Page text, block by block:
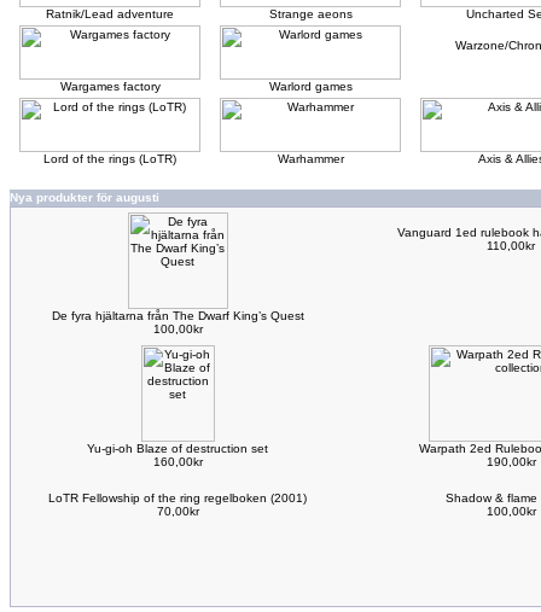
Ratnik/Lead adventure Strange aeons Uncharted
Wargames factory Warlord games
Warzone/
Lord of the rings (LoTR) Warhammer Axis &
Nya produkter för augusti
De fyra hjältarna från The Dwarf King’s Quest
100,00kr
Vanguard 1ed rulebook
110,00kr
Yu-gi-oh Blaze of destruction set
160,00kr
Warpath 2ed
190,00kr
LoTR Fellowship of the ring regelboken (2001)
70,00kr
Shadow & flame
100,00kr